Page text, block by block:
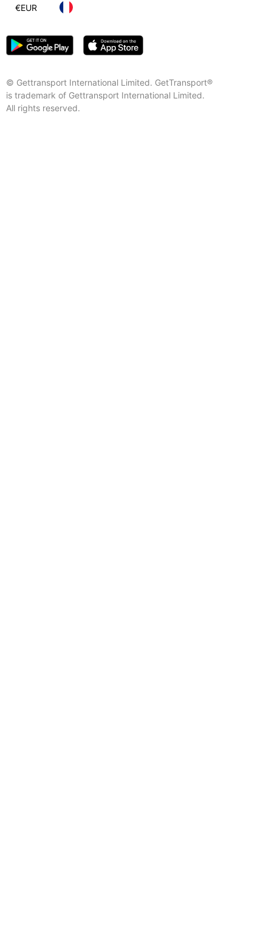
© Gettransport International Limited. GetTransport®
is trademark of Gettransport International Limited.
All rights reserved.
€EUR